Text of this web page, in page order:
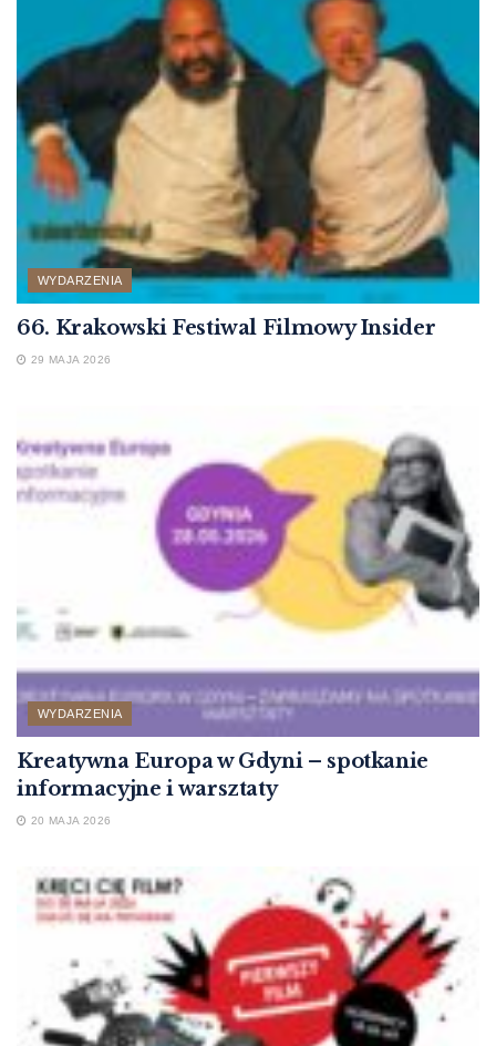
WYDARZENIA
66. Krakowski Festiwal Filmowy Insider
29 MAJA 2026
WYDARZENIA
Kreatywna Europa w Gdyni – spotkanie
informacyjne i warsztaty
20 MAJA 2026